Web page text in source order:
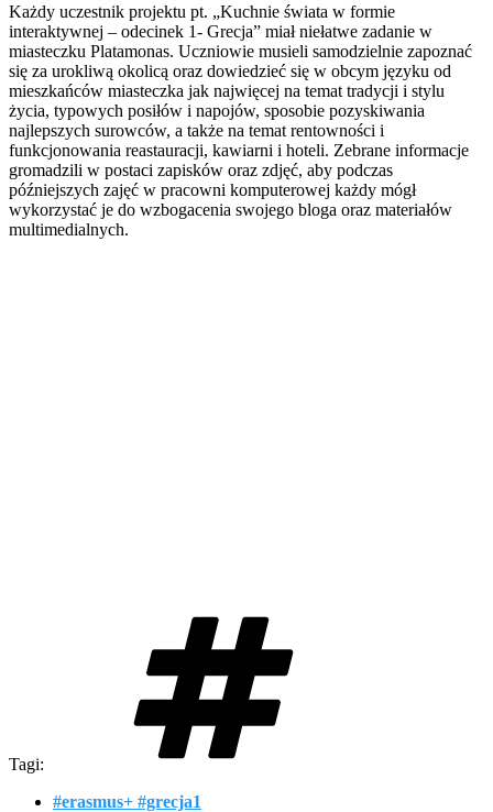
Każdy uczestnik projektu pt. „Kuchnie świata w formie
interaktywnej – odecinek 1- Grecja” miał niełatwe zadanie w
miasteczku Platamonas. Uczniowie musieli samodzielnie zapoznać
się za urokliwą okolicą oraz dowiedzieć się w obcym języku od
mieszkańców miasteczka jak najwięcej na temat tradycji i stylu
życia, typowych posiłów i napojów, sposobie pozyskiwania
najlepszych surowców, a także na temat rentowności i
funkcjonowania reastauracji, kawiarni i hoteli. Zebrane informacje
gromadzili w postaci zapisków oraz zdjęć, aby podczas
późniejszych zajęć w pracowni komputerowej każdy mógł
wykorzystać je do wzbogacenia swojego bloga oraz materiałów
multimedialnych.
Tagi:
#erasmus+ #grecja1